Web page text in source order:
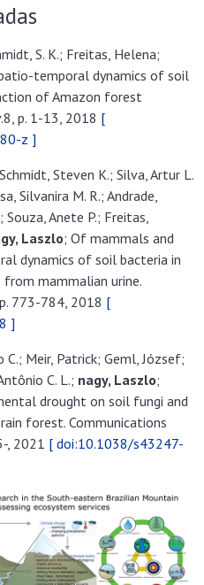
S. K.; Freitas, Helena;
temporal dynamics of soil
of Amazon forest
p. 1-13, 2018 [
z ]
Steven K.; Silva, Artur L.
Silvanira M. R.; Andrade,
Souza, Anete P.; Freitas,
Laszlo; Of mammals and
dynamics of soil bacteria in
mammalian urine.
773-784, 2018 [
]
C.; Meir, Patrick; Geml, József;
C. L.; nagy, Laszlo;
drought on soil fungi and
forest. Communications
, 2021 [ doi:10.1038/s43247-